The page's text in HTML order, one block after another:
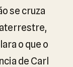
se cruza
o que o
de Carl